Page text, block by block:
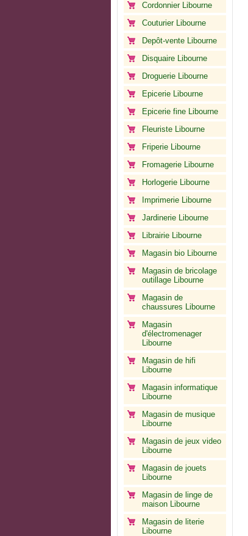
Cordonnier Libourne
Couturier Libourne
Depôt-vente Libourne
Disquaire Libourne
Droguerie Libourne
Epicerie Libourne
Epicerie fine Libourne
Fleuriste Libourne
Friperie Libourne
Fromagerie Libourne
Horlogerie Libourne
Imprimerie Libourne
Jardinerie Libourne
Librairie Libourne
Magasin bio Libourne
Magasin de bricolage
outillage Libourne
Magasin de
chaussures Libourne
Magasin
d'électromenager
Libourne
Magasin de hifi
Libourne
Magasin informatique
Libourne
Magasin de musique
Libourne
Magasin de jeux video
Libourne
Magasin de jouets
Libourne
Magasin de linge de
maison Libourne
Magasin de literie
Libourne